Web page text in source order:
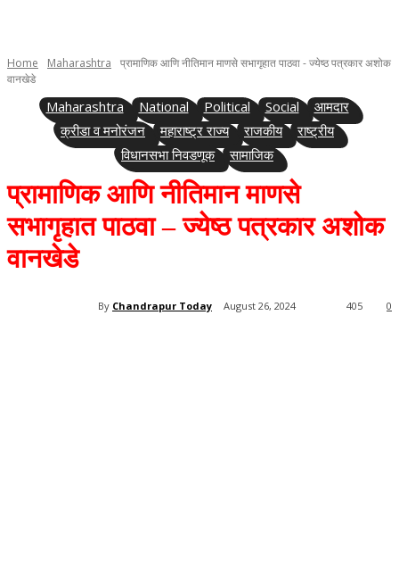
Home Maharashtra
प्रामाणिक आणि नीतिमान माणसे सभागृहात पाठवा - ज्येष्ठ पत्रकार अशोक
वानखेडे
Maharashtra National Political Social
आमदार
क्रीडा व मनोरंजन
महाराष्ट्र राज्य राजकीय
राष्ट्रीय
विधानसभा निवडणूक
सामाजिक
प्रामाणिक आणि नीतिमान माणसे
सभागृहात पाठवा – ज्येष्ठ पत्रकार अशोक
वानखेडे
By Chandrapur Today August 26, 2024 0
405